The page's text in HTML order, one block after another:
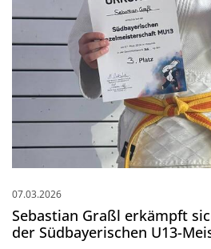
07.03.2026
Sebastian Graßl erkämpft
der Südbayerischen U13-